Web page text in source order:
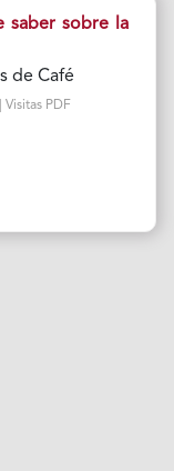
saber sobre la
de Café
PDF